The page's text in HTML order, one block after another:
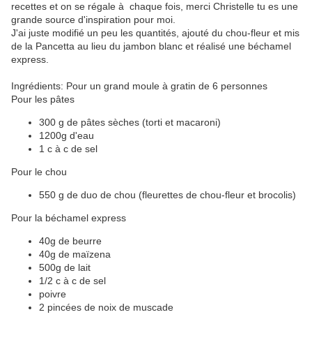
recettes et on se régale à chaque fois, merci Christelle tu es une
grande source d'inspiration pour moi.
J'ai juste modifié un peu les quantités, ajouté du chou-fleur et mis
de la Pancetta au lieu du jambon blanc et réalisé une béchamel
express.
Ingrédients: Pour un grand moule à gratin de 6 personnes
Pour les pâtes
300 g de pâtes sèches (torti et macaroni)
1200g d'eau
1 c à c de sel
Pour le chou
550 g de duo de chou (fleurettes de chou-fleur et brocolis)
Pour la béchamel express
40g de beurre
40g de maïzena
500g de lait
1/2 c à c de sel
poivre
2 pincées de noix de muscade